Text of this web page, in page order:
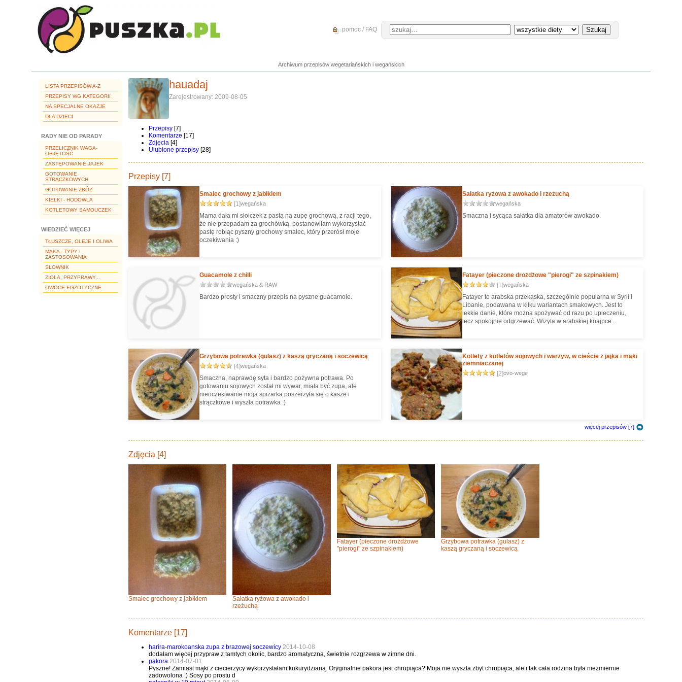
pomoc / FAQ
Archiwum przepisów wegetariańskich i wegańskich
LISTA PRZEPISÓW A-Z
PRZEPISY WG KATEGORII
NA SPECJALNE OKAZJE
DLA DZIECI
RADY NIE OD PARADY
PRZELICZNIK WAGA-
OBJĘTOŚĆ
ZASTĘPOWANIE JAJEK
GOTOWANIE
STRĄCZKOWYCH
GOTOWANIE ZBÓŻ
KIEŁKI - HODOWLA
KOTLETOWY SAMOUCZEK
WIEDZIEĆ WIĘCEJ
TŁUSZCZE, OLEJE I OLIWA
MĄKA - TYPY I
ZASTOSOWANIA
SŁOWNIK
ZIOŁA, PRZYPRAWY...
OWOCE EGZOTYCZNE
hauadaj
Zarejestrowany: 2009-08-05
Przepisy [7]
Komentarze [17]
Zdjęcia [4]
Ulubione przepisy [28]
Przepisy [7]
Smalec grochowy z jabłkiem
[1]wegańska
Mama dała mi słoiczek z pastą na zupę grochową, z racji tego,
że nie przepadam za grochówką, postanowiłam wykorzystać
pastę robiąc pyszny grochowy smalec, który przerósł moje
oczekiwania :)
Sałatka ryżowa z awokado i rzeżuchą
wegańska
Smaczna i sycąca sałatka dla amatorów awokado.
Guacamole z chilli
wegańska & RAW
Bardzo prosty i smaczny przepis na pyszne guacamole.
Fatayer (pieczone drożdżowe "pierogi" ze szpinakiem)
[1]wegańska
Fatayer to arabska przekąska, szczególnie popularna w Syrii i
Libanie, podawana w kilku wariantach smakowych. Jest to
lekkie danie, które można spożywać od razu po upieczeniu,
lecz spokojnie odgrzewać. Wizyta w arabskiej knajpce
zainspirowała mnie do upieczenia własnych diy fatayerów,
wyniki widzicie na zdjęciach :)
Grzybowa potrawka (gulasz) z kaszą gryczaną i soczewicą
[4]wegańska
Smaczna, naprawdę syta i bardzo pożywna potrawa. Po
gotowaniu sojowych został mi wywar, miała być zupa, ale
nieoczekiwanie moja spiżarka poszerzyła się o kasze i
strączkowe i wyszła potrawka :)
Kotlety z kotletów sojowych i warzyw, w cieście z jajka i mąki
ziemniaczanej
[2]ovo-wege
więcej przepisów [7]
Zdjęcia [4]
Smalec grochowy z jabłkiem
Sałatka ryżowa z awokado i
rzeżuchą
Fatayer (pieczone drożdżowe
"pierogi" ze szpinakiem)
Grzybowa potrawka (gulasz) z
kaszą gryczaną i soczewicą
Komentarze [17]
harira-marokoanska zupa z brazowej soczewicy 2014-10-08
dodałam więcej przypraw z tamtych okolic, bardzo aromatyczna, świetnie rozgrzewa w zimne dni.
pakora 2014-07-01
Pyszne! Zamiast mąki z ciecierzycy wykorzystałam kukurydzianą. Oryginalnie pakora jest chrupiąca? Moja nie wyszła zbyt chrupiąca, ale i tak cała rodzina była niezmiernie
zadowolona :) Sosy po prostu d